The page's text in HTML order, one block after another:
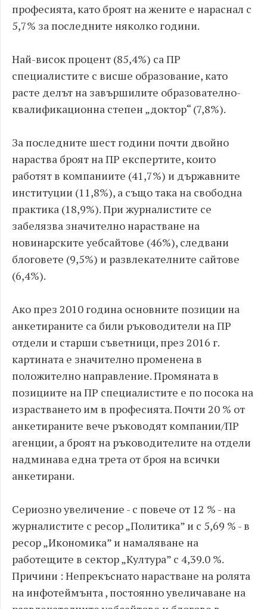
професията, като броят на жените е нараснал с
5,7% за последните няколко години.
Най-висок процент (85,4%) са ПР
специалистите с висше образование, като
расте делът на завършилите образователно-
квалификационна степен „доктор“ (7,8%).
За последните шест години почти двойно
нараства броят на ПР експертите, които
работят в компаниите (41,7%) и държавните
институции (11,8%), а също така на свободна
практика (18,9%). При журналистите се
забелязва значително нарастване на
новинарските уебсайтове (46%), следвани
блоговете (9,5%) и развлекателните сайтове
(6,4%).
Ако през 2010 година основните позиции на
анкетираните са били ръководители на ПР
отдели и старши съветници, през 2016 г.
картината е значително променена в
положително направление. Промяната в
позициите на ПР специалистите е по посока на
израстването им в професията. Почти 20 % от
анкетираните вече ръководят компании/ПР
агенции, а броят на ръководителите на отдели
надминава една трета от броя на всички
анкетирани.
Сериозно увеличение - с повече от 12 % - на
журналистите с ресор „Политика” и с 5,69 % - в
ресор „Икономика” и намаляване на
работещите в сектор „Култура” с 4,39.0 %.
Причини : Непрекъснато нарастване на ролята
на инфотеймънта , постоянно увеличаване на